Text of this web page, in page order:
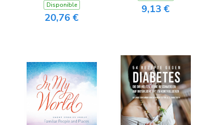
du Colon
Disponible
20,76 €
9,13 €